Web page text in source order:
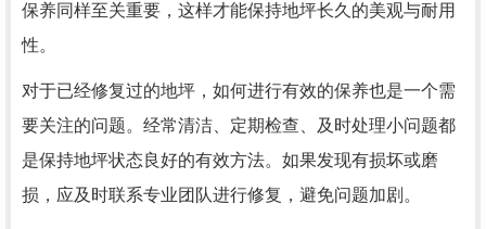
保养同样至关重要，这样才能保持地坪长久的美观与耐用
性。
对于已经修复过的地坪，如何进行有效的保养也是一个需
要关注的问题。经常清洁、定期检查、及时处理小问题都
是保持地坪状态良好的有效方法。如果发现有损坏或磨
损，应及时联系专业团队进行修复，避免问题加剧。